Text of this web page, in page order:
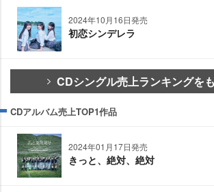
2024年10月16日発売
初恋シンデレラ
CDシングル売上ランキングを
CDアルバム売上TOP1作品
2024年01月17日発売
きっと、絶対、絶対